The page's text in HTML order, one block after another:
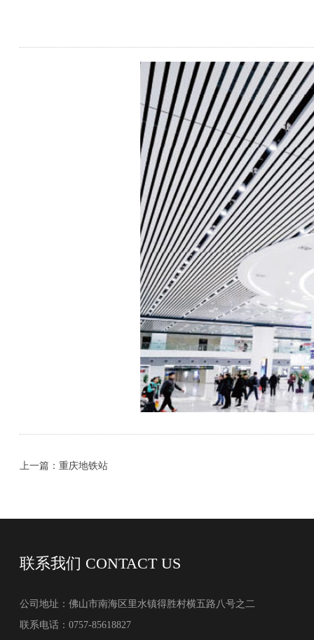
上一篇：重庆地铁站
联系我们 CONTACT US
公司地址：佛山市南海区里水镇得胜村横五路八号之二
联系电话：0757-85618827